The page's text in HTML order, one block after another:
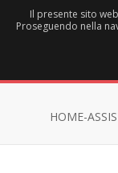
Il presente sito
Proseguendo nella
HOME-